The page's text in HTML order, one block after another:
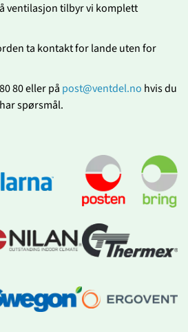
ventilasjon tilbyr vi komplett
ta kontakt for lande uten for
80 eller på post@ventdel.no hvis du
spørsmål.